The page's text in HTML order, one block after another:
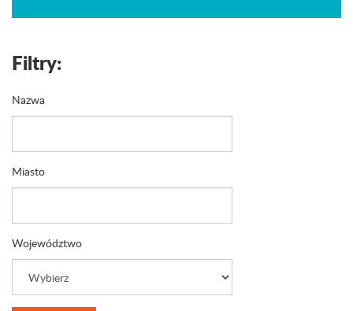
Filtry:
Nazwa
Miasto
Województwo